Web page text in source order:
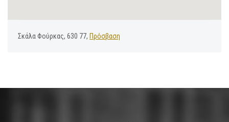
Σκάλα Φούρκας, 630 77, Πρόσβαση